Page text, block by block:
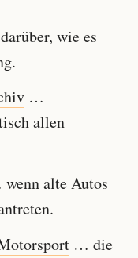
wie es
…
allen
alte Autos
… die